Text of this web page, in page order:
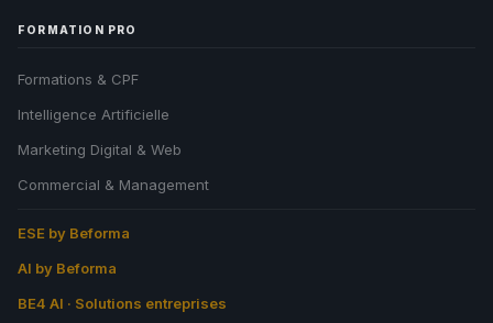
publicitaires pour améliorer nos annonces. Aucun cookie
Meta Pixel
Tout refuser
FORMATION PRO
Formations & CPF
Intelligence Artificielle
Marketing Digital & Web
Commercial & Management
ESE by Beforma
AI by Beforma
BE4 AI · Solutions entreprises